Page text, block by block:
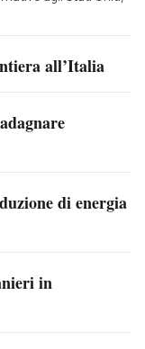
all’Italia
di energia
in